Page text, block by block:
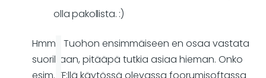
olla pakollista. :)
Hmm... Tuohon ensimmäiseen en osaa vastata
suoriltaan, pitääpä tutkia asiaa hieman. Onko